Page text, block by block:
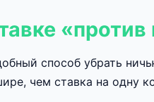
способ убрать
чем ставка на одну